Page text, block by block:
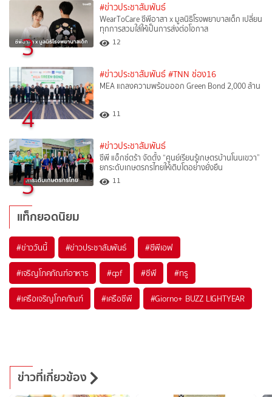
3
#ข่าวประชาสัมพันธ์
WearToCare ซีพีอาสา x มูลนิธิโรงพยาบาลเด็ก เปลี่ยน
ทุกการสวมใส่ให้เป็นการส่งต่อโอกาส
12
4
#ข่าวประชาสัมพันธ์ #TNN ช่อง16
MEA แถลงความพร้อมออก Green Bond 2,000 ล้าน
11
5
#ข่าวประชาสัมพันธ์
ซีพี แอ็กซ์ตร้า จัดตั้ง “ศูนย์เรียนรู้เกษตรบ้านโนนเขวา”
ยกระดับเกษตรกรไทยให้เติบโตอย่างยั่งยืน
11
แท็กยอดนิยม
#ข่าววันนี้ #ข่าวประชาสัมพันธ์ #ซีพีเอฟ
#เจริญโภคภัณฑ์อาหาร #cpf #ซีพี #ทรู
#เครือเจริญโภคภัณฑ์ #เครือซีพี #Giorno+ BUZZ LIGHTYEAR
ข่าวที่เกี่ยวข้อง